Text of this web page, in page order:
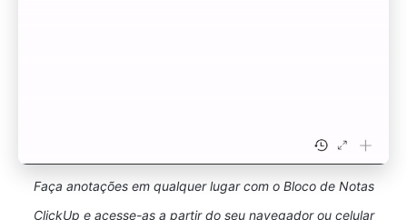
Faça anotações em qualquer lugar com o Bloco de Notas
ClickUp e acesse-as a partir do seu navegador ou celular